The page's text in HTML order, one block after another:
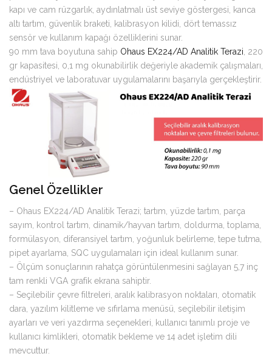
kapı ve cam rüzgarlık, aydınlatmalı üst seviye göstergesi, kanca
altı tartım, güvenlik braketi, kalibrasyon kilidi, dört temassız
sensör ve kullanım kapağı özelliklerini sunar.
90 mm tava boyutuna sahip Ohaus EX224/AD Analitik Terazi , 220
gr kapasitesi, 0,1 mg okunabilirlik değeriyle akademik çalışmaları,
endüstriyel ve laboratuvar uygulamalarını başarıyla gerçekleştirir.
Genel Özellikler
– Ohaus EX224/AD Analitik Terazi; tartım, yüzde tartım, parça
sayım, kontrol tartım, dinamik/hayvan tartım, doldurma, toplama,
formülasyon, diferansiyel tartım, yoğunluk belirleme, tepe tutma,
pipet ayarlama, SQC uygulamaları için ideal kullanım sunar.
– Ölçüm sonuçlarının rahatça görüntülenmesini sağlayan 5,7 inç
tam renkli VGA grafik ekrana sahiptir.
– Seçilebilir çevre filtreleri, aralık kalibrasyon noktaları, otomatik
dara, yazılım kilitleme ve sıfırlama menüsü, seçilebilir iletişim
ayarları ve veri yazdırma seçenekleri, kullanıcı tanımlı proje ve
kullanıcı kimlikleri, otomatik bekleme ve 14 adet işletim dili
mevcuttur.